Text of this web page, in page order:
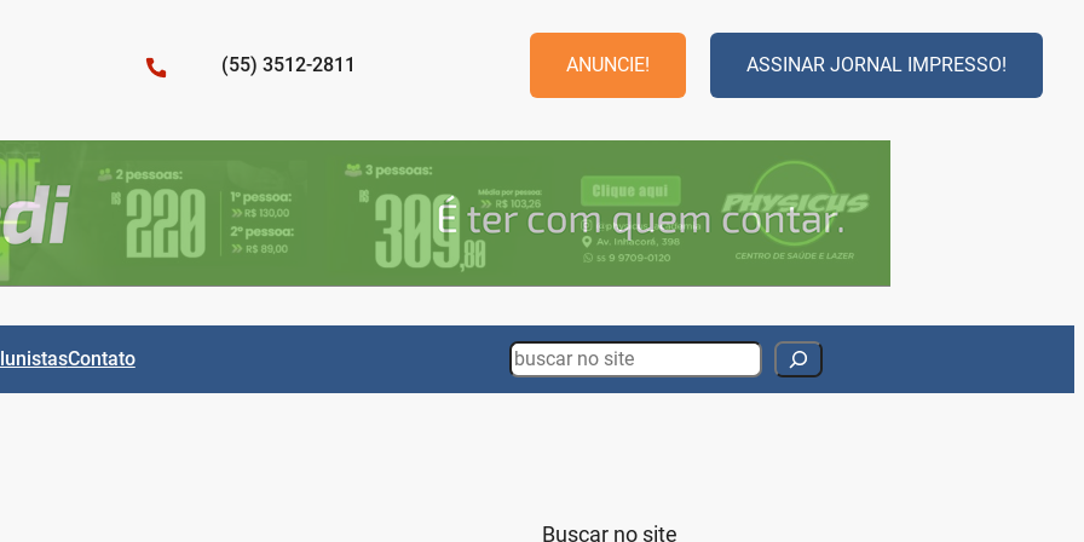
(55) 3512-2811 ANUNCIE! ASSINAR JORNAL IMPRESSO!
Contato Search
Buscar no site